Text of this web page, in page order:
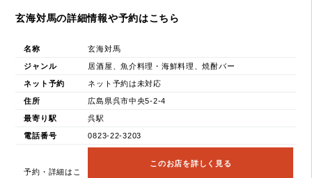
玄海対馬の詳細情報や予約はこちら
名称 玄海対馬
ジャンル 居酒屋、魚介料理・海鮮料理、焼酎バー
ネット予約 ネット予約は未対応
住所 広島県呉市中央5-2-4
最寄り駅 呉駅
電話番号 0823-22-3203
予約・詳細はこ
このお店を詳しく見る